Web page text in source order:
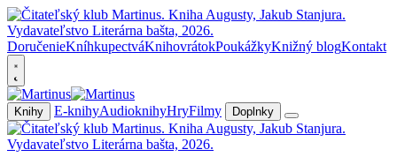
DoručenieKníhkupectváKnihovrátokPoukážkyKnižný blogKontakt
Knihy E-knihyAudioknihyHryFilmy Doplnky